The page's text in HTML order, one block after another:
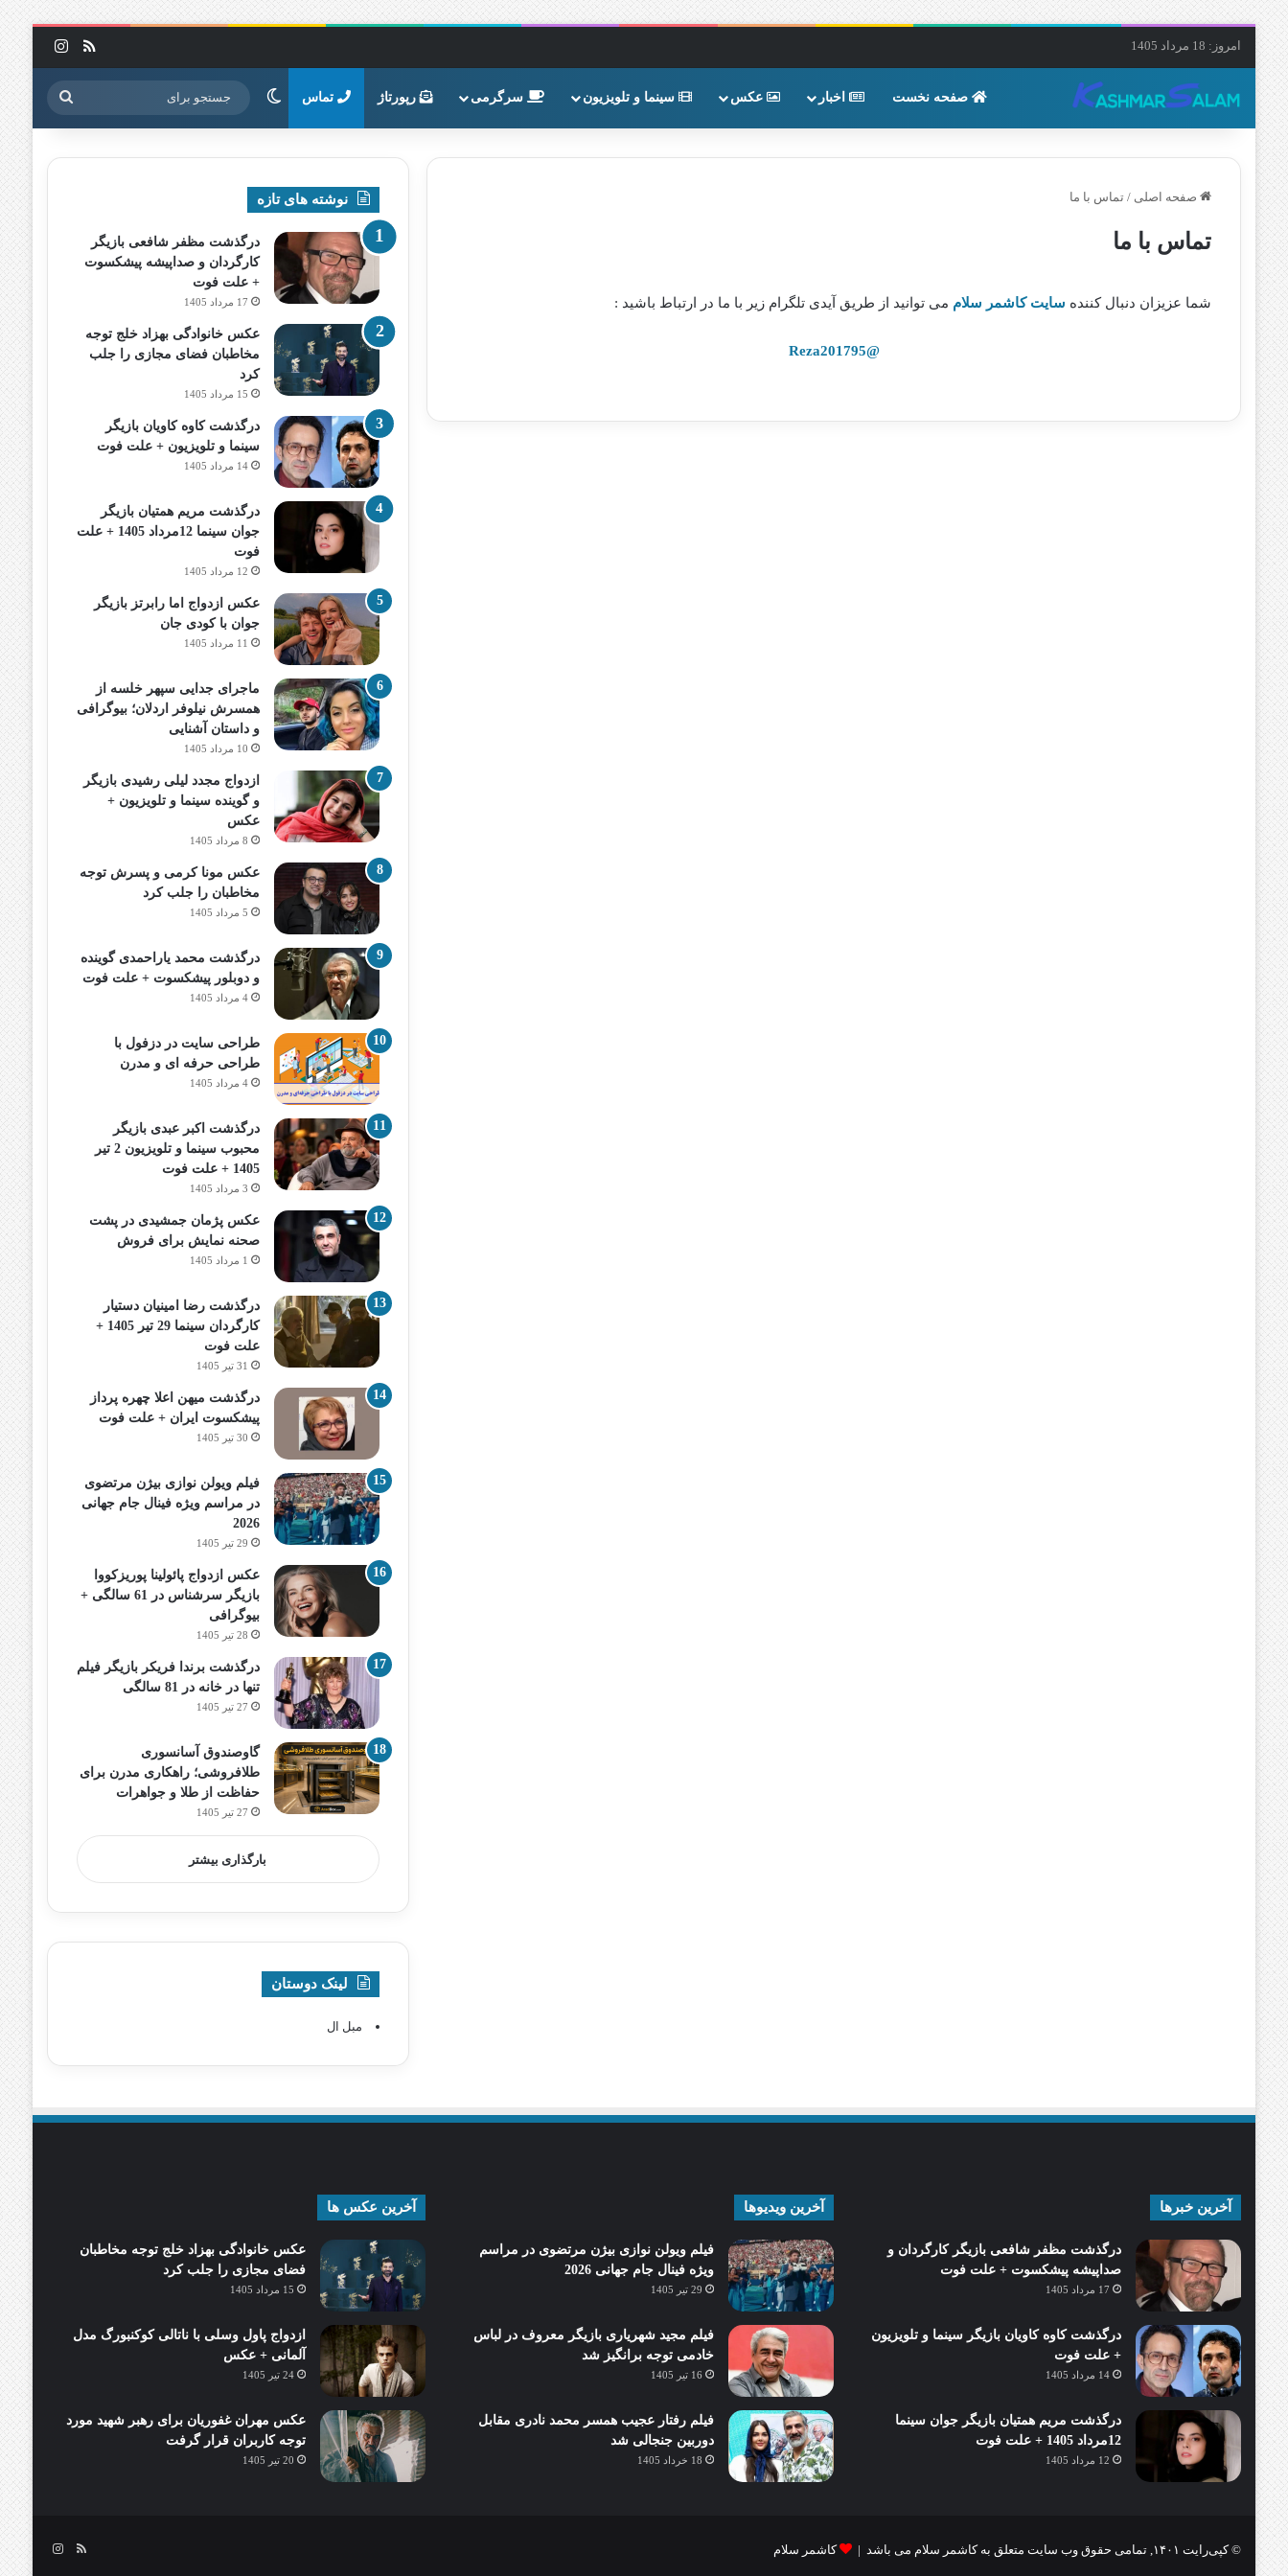
امروز: 18 مرداد 1405 خوراک
صفحه نخست اخبار عکس سینما و تلویزیون سرگرمی رپورتاژ تماس تغییر پوسته جستجو
برای
صفحه اصلی / تماس با ما
تماس با ما
شما عزیزان دنبال کننده سایت کاشمر سلام می توانید از طریق آیدی تلگرام زیر با ما در ارتباط باشید :
@Reza201795
نوشته های تازه
درگذشت مظفر شافعی بازیگر
کارگردان و صداپیشه پیشکسوت
+ علت فوت
17 مرداد 1405
عکس خانوادگی بهزاد خلج توجه
مخاطبان فضای مجازی را جلب
کرد
15 مرداد 1405
درگذشت کاوه کاویان بازیگر
سینما و تلویزیون + علت فوت
14 مرداد 1405
درگذشت مریم همتیان بازیگر
جوان سینما 12مرداد 1405 + علت
فوت
12 مرداد 1405
عکس ازدواج اما رابرتز بازیگر
جوان با کودی جان
11 مرداد 1405
ماجرای جدایی سپهر خلسه از
همسرش نیلوفر اردلان؛ بیوگرافی
و داستان آشنایی
10 مرداد 1405
ازدواج مجدد لیلی رشیدی بازیگر
و گوینده سینما و تلویزیون +
عکس
8 مرداد 1405
عکس مونا کرمی و پسرش توجه
مخاطبان را جلب کرد
5 مرداد 1405
درگذشت محمد یاراحمدی گوینده
و دوبلور پیشکسوت + علت فوت
4 مرداد 1405
طراحی سایت در دزفول با
طراحی حرفه‌ ای و مدرن
4 مرداد 1405
درگذشت اکبر عبدی بازیگر
محبوب سینما و تلویزیون 2 تیر
1405 + علت فوت
3 مرداد 1405
عکس پژمان جمشیدی در پشت
صحنه نمایش برای فروش
1 مرداد 1405
درگذشت رضا امینیان دستیار
کارگردان سینما 29 تیر 1405 +
علت فوت
31 تیر 1405
درگذشت میهن اعلا چهره پرداز
پیشکسوت ایران + علت فوت
30 تیر 1405
فیلم ویولن نوازی بیژن مرتضوی
در مراسم ویژه فینال جام جهانی
2026
29 تیر 1405
عکس ازدواج پائولینا پوریزکووا
بازیگر سرشناس در 61 سالگی +
بیوگرافی
28 تیر 1405
درگذشت برندا فریکر بازیگر فیلم
تنها در خانه در 81 سالگی
27 تیر 1405
گاوصندوق آسانسوری
طلافروشی؛ راهکاری مدرن برای
حفاظت از طلا و جواهرات
27 تیر 1405
بارگذاری بیشتر
لینک دوستان
مبل ال
آخرین خبرها
درگذشت مظفر شافعی بازیگر کارگردان و
صداپیشه پیشکسوت + علت فوت
17 مرداد 1405
درگذشت کاوه کاویان بازیگر سینما و تلویزیون
+ علت فوت
14 مرداد 1405
درگذشت مریم همتیان بازیگر جوان سینما
12مرداد 1405 + علت فوت
12 مرداد 1405
آخرین ویدیوها
فیلم ویولن نوازی بیژن مرتضوی در مراسم
ویژه فینال جام جهانی 2026
29 تیر 1405
فیلم مجید شهریاری بازیگر معروف در لباس
خادمی توجه برانگیز شد
16 تیر 1405
فیلم رفتار عجیب همسر محمد نادری مقابل
دوربین جنجالی شد
18 خرداد 1405
آخرین عکس ها
عکس خانوادگی بهزاد خلج توجه مخاطبان
فضای مجازی را جلب کرد
15 مرداد 1405
ازدواج پاول وسلی با ناتالی کوکنبورگ مدل
آلمانی + عکس
24 تیر 1405
عکس مهران غفوریان برای رهبر شهید مورد
توجه کاربران قرار گرفت
20 تیر 1405
© کپی‌رایت ۱۴۰۱, تمامی حقوق وب سایت متعلق به کاشمر سلام می باشد | کاشمر سلام خوراکاینستاگرام